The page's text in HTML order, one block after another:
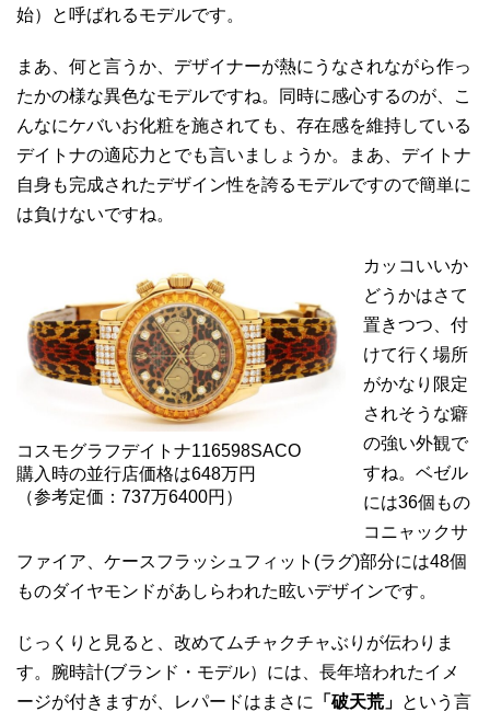
始）と呼ばれるモデルです。
まあ、何と言うか、デザイナーが熱にうなされながら作っ
たかの様な異色なモデルですね。同時に感心するのが、こ
んなにケバいお化粧を施されても、存在感を維持している
デイトナの適応力とでも言いましょうか。まあ、デイトナ
自身も完成されたデザイン性を誇るモデルですので簡単に
は負けないですね。
コスモグラフデイトナ116598SACO
購入時の並行店価格は648万円
（参考定価：737万6400円）
カッコいいか
どうかはさて
置きつつ、付
けて行く場所
がかなり限定
されそうな癖
の強い外観で
すね。ベゼル
には36個もの
コニャックサ
ファイア、ケースフラッシュフィット(ラグ)部分には48個
ものダイヤモンドがあしらわれた眩いデザインです。
じっくりと見ると、改めてムチャクチャぶりが伝わりま
す。腕時計(ブランド・モデル）には、長年培われたイメ
ージが付きますが、レパードはまさに
「破天荒」 という言